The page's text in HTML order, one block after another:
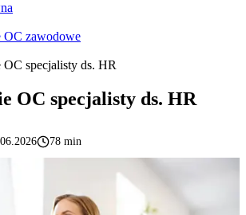
OC zawodowe
OC specjalisty ds. HR
OC specjalisty ds. HR
78 min